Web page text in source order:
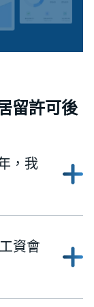
留許可後
，我
資會